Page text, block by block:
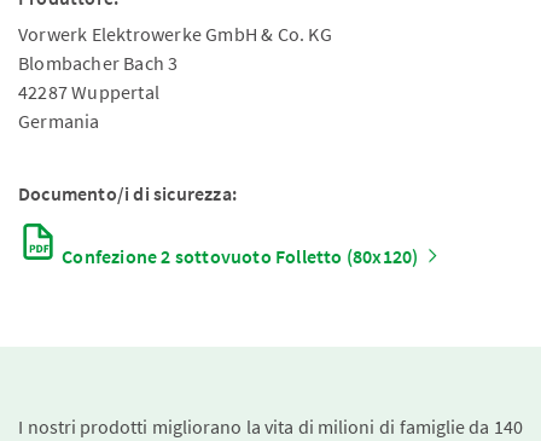
Vorwerk Elektrowerke GmbH & Co. KG
Blombacher Bach 3
42287 Wuppertal
Germania
Documento/i di sicurezza:
Confezione 2 sottovuoto Folletto (80x120)
I nostri prodotti migliorano la vita di milioni di famiglie da 140